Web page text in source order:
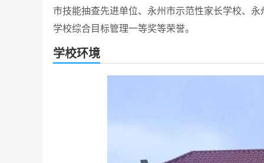
市技能抽查先进单位、永州市示范性家长学校、
学校综合目标管理一等奖等荣誉。
学校环境